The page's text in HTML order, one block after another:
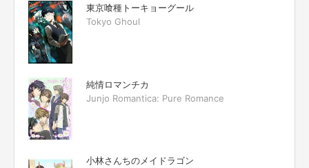
東京喰種トーキョーグール
Tokyo Ghoul
純情ロマンチカ
Junjo Romantica: Pure Romance
小林さんちのメイドラゴン